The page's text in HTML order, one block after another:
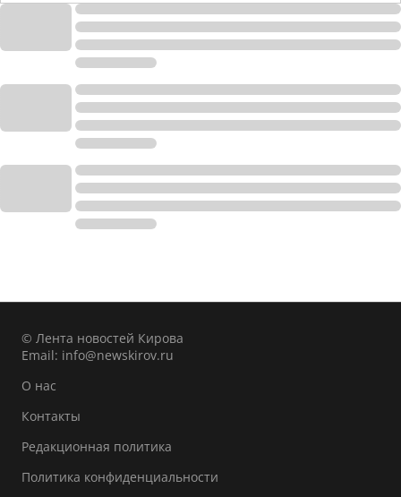
© Лента новостей Кирова
Email: info@newskirov.ru
О нас
Контакты
Редакционная политика
Политика конфиденциальности